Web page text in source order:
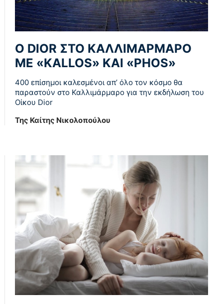
Ο DIOR ΣΤΟ ΚΑΛΛΙΜΑΡΜΑΡΟ
ΜΕ «KALLOS» ΚΑΙ «PHOS»
400 επίσημοι καλεσμένοι απ’ όλο τον κόσμο θα
παραστούν στο Καλλιμάρμαρο για την εκδήλωση του
Οίκου Dior
Της Καίτης Νικολοπούλου